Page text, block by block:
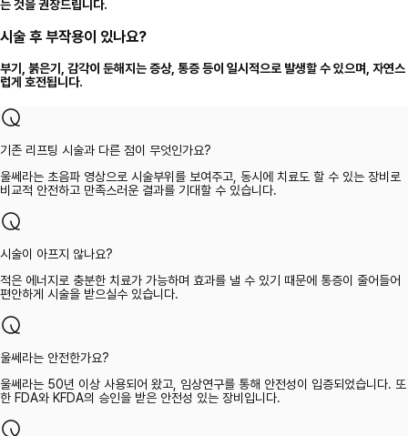
는 것을 권장드립니다.
시술 후 부작용이 있나요?
부기, 붉은기, 감각이 둔해지는 증상, 통증 등이 일시적으로 발생할 수 있으며, 자연스
럽게 호전됩니다.
기존 리프팅 시술과 다른 점이 무엇인가요?
울쎄라는 초음파 영상으로 시술부위를 보여주고, 동시에 치료도 할 수 있는 장비로
비교적 안전하고 만족스러운 결과를 기대할 수 있습니다.
시술이 아프지 않나요?
적은 에너지로 충분한 치료가 가능하며 효과를 낼 수 있기 때문에 통증이 줄어들어
편안하게 시술을 받으실수 있습니다.
울쎄라는 안전한가요?
울쎄라는 50년 이상 사용되어 왔고, 임상연구를 통해 안전성이 입증되었습니다. 또
한 FDA와 KFDA의 승인을 받은 안전성 있는 장비입니다.